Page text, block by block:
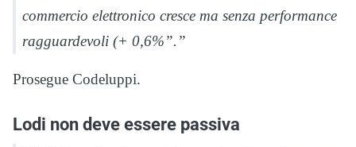
commercio elettronico cresce ma senza performance
ragguardevoli (+ 0,6%”.”
Prosegue Codeluppi.
Lodi non deve essere passiva